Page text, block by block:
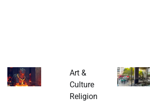
Art &
Culture
Religion